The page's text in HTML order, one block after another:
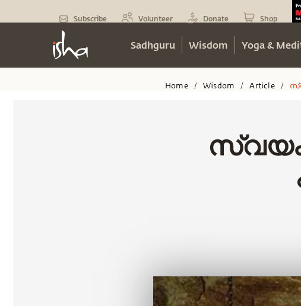
Subscribe Volunteer Donate Shop
Sadhguru Wisdom Yoga &
Home / Wisdom / Article /
സ്വയം